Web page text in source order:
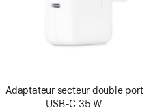
Adaptateur secteur double port
USB-C 35 W